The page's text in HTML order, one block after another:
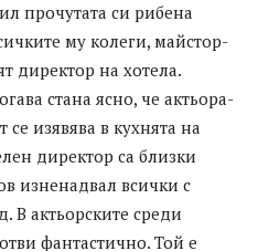
прочутата си рибена
му колеги, майстор-
директор на хотела.
стана ясно, че актьора-
изявява в кухнята на
директор са близки
изненадвал всички с
В актьорските среди
фантастично. Той е